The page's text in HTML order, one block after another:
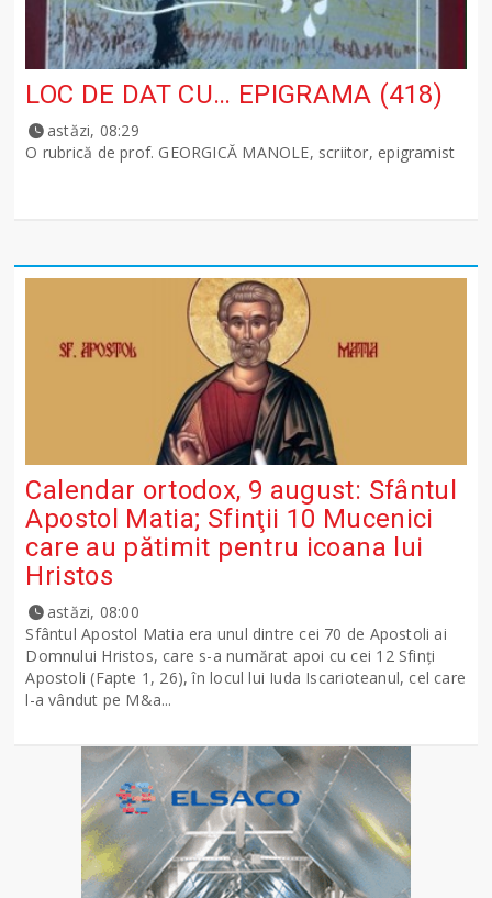
LOC DE DAT CU… EPIGRAMA (418)
astăzi, 08:29
O rubrică de prof. GEORGICĂ MANOLE, scriitor, epigramist
Calendar ortodox, 9 august: Sfântul
Apostol Matia; Sfinţii 10 Mucenici
care au pătimit pentru icoana lui
Hristos
astăzi, 08:00
Sfântul Apostol Matia era unul dintre cei 70 de Apostoli ai
Domnului Hristos, care s-a numărat apoi cu cei 12 Sfinţi
Apostoli (Fapte 1, 26), în locul lui Iuda Iscarioteanul, cel care
l-a vândut pe M&a...